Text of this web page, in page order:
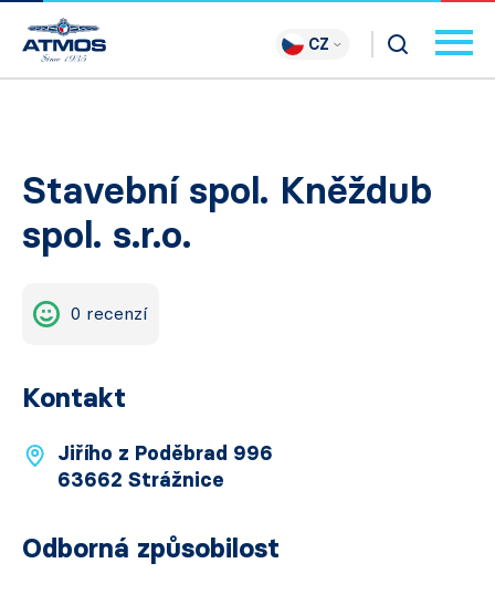
CZ
Stavební spol. Kněždub
spol. s.r.o.
0 recenzí
Kontakt
Jiřího z Poděbrad 996
63662 Strážnice
Odborná způsobilost